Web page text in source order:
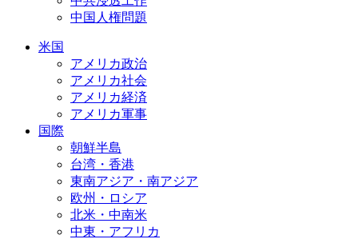
中国人権問題
米国
アメリカ政治
アメリカ社会
アメリカ経済
アメリカ軍事
国際
朝鮮半島
台湾・香港
東南アジア・南アジア
欧州・ロシア
北米・中南米
中東・アフリカ